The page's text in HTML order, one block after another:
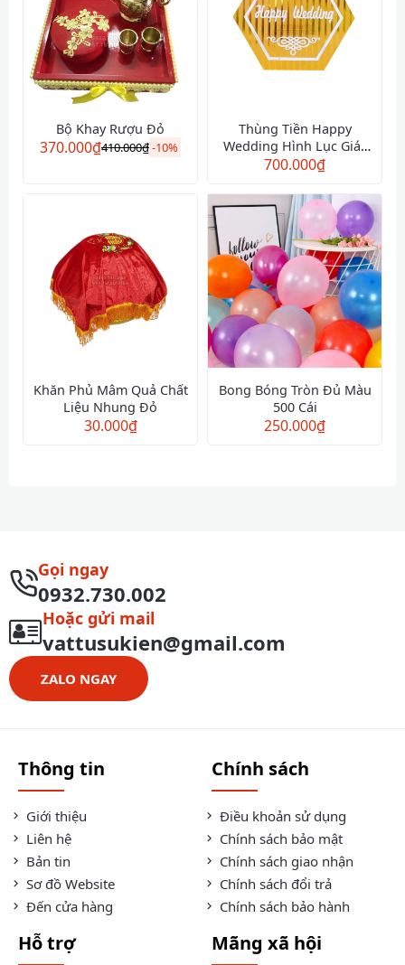
Bộ Khay Rượu Đỏ
370.000₫410.000₫-10%
Thùng Tiền Happy
Wedding Hình Lục Giác
Vàng
700.000₫
Khăn Phủ Mâm Quả Chất
Liệu Nhung Đỏ
30.000₫
Bong Bóng Tròn Đủ Màu
500 Cái
250.000₫
Gọi ngay
0932.730.002
Hoặc gửi mail
vattusukien@gmail.com
ZALO NGAY
Thông tin
Giới thiệu
Liên hệ
Bản tin
Sơ đồ Website
Đến cửa hàng
Chính sách
Điều khoản sử dụng
Chính sách bảo mật
Chính sách giao nhận
Chính sách đổi trả
Chính sách bảo hành
Hỗ trợ Mãng xã hội